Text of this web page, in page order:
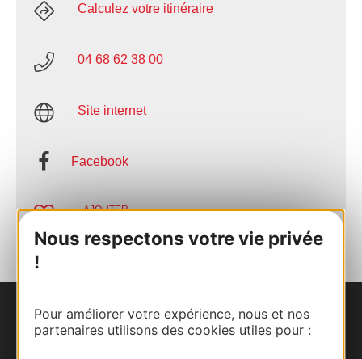
Nous respectons votre vie privée
!
Pour améliorer votre expérience, nous et nos
partenaires utilisons des cookies utiles pour :
Calculez votre itinéraire
04 68 62 38 00
Site internet
Facebook
AJOUTER
Nous contacter